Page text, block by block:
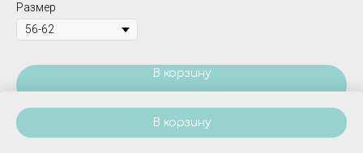
В корзину
Размер
В корзину